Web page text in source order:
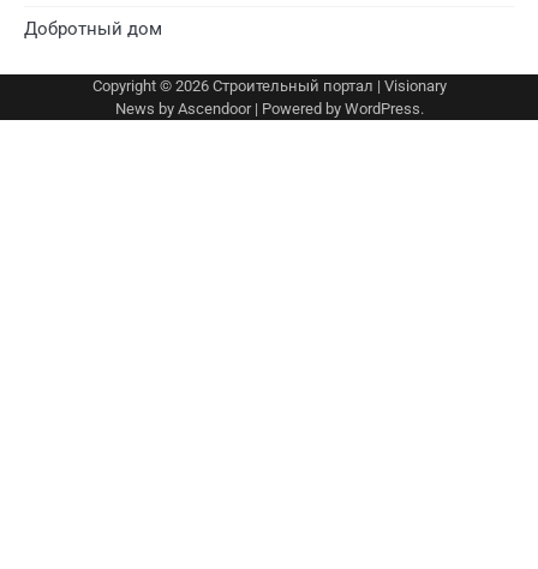
Добротный дом
Copyright © 2026 Строительный портал | Visionary
News by Ascendoor| Powered by WordPress.